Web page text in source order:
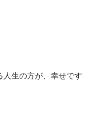
人生の方が、幸せです